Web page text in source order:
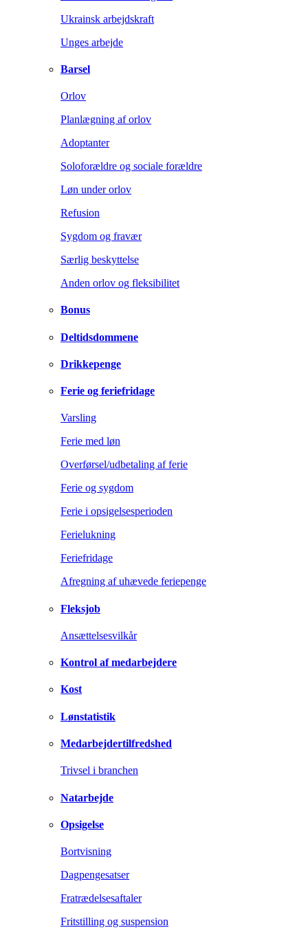
Ukrainsk arbejdskraft
Unges arbejde
Barsel
Orlov
Planlægning af orlov
Adoptanter
Soloforældre og sociale forældre
Løn under orlov
Refusion
Sygdom og fravær
Særlig beskyttelse
Anden orlov og fleksibilitet
Bonus
Deltidsdommene
Drikkepenge
Ferie og feriefridage
Varsling
Ferie med løn
Overførsel/udbetaling af ferie
Ferie og sygdom
Ferie i opsigelsesperioden
Ferielukning
Feriefridage
Afregning af uhævede feriepenge
Fleksjob
Ansættelsesvilkår
Kontrol af medarbejdere
Kost
Lønstatistik
Medarbejdertilfredshed
Trivsel i branchen
Natarbejde
Opsigelse
Bortvisning
Dagpengesatser
Fratrædelsesaftaler
Fritstilling og suspension